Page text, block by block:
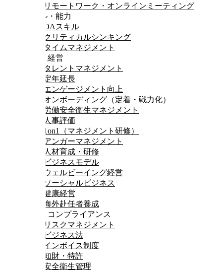
リモートワーク・オンラインミーティング
スキル・能力
OAスキル
クリティカルシンキング
タイムマネジメント
人事・経営
タレントマネジメント
定年延長
エンゲージメント向上
オンボーディング（定着・戦力化）
労働安全衛生マネジメント
人事評価
1on1（マネジメント研修）
アンガーマネジメント
人材育成・研修
ビジネスモデル
ウェルビーイング経営
ソーシャルビジネス
健康経営
海外赴任者養成
法務・コンプライアンス
リスクマネジメント
ビジネス法
インボイス制度
知財・特許
安全衛生管理